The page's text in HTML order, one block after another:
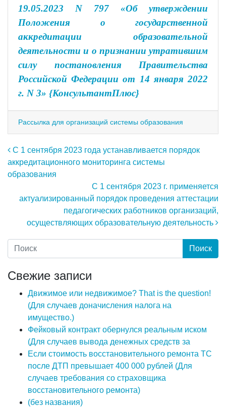
19.05.2023 N 797 «Об утверждении
Положения о государственной
аккредитации образовательной
деятельности и о признании утратившим
силу постановления Правительства
Российской Федерации от 14 января 2022
г. N 3» {КонсультантПлюс}
Рассылка для организаций системы образования
Навигация по записям
С 1 сентября 2023 года устанавливается порядок
аккредитационного мониторинга системы
образования
С 1 сентября 2023 г. применяется
актуализированный порядок проведения аттестации
педагогических работников организаций,
осуществляющих образовательную деятельность
Свежие записи
Движимое или недвижимое? That is the question!
(Для случаев доначисления налога на
имущество.)
Фейковый контракт обернулся реальным иском
(Для случаев вывода денежных средств за
Если стоимость восстановительного ремонта ТС
после ДТП превышает 400 000 рублей (Для
случаев требования со страховщика
восстановительного ремонта)
(без названия)